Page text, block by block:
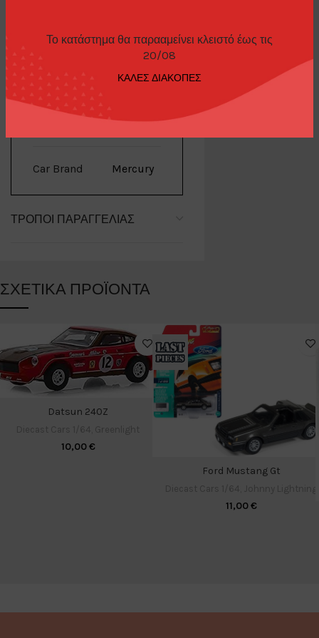
Το κατάστημα θα παρααμείνει κλειστό έως τις
20/08
ΚΑΛΕΣ ΔΙΑΚΟΠΕΣ
ΕΠΙΠΛΈΟΝ ΠΛΗΡΟΦΟΡΊΕΣ
M2
Car Brand Mercury
ΤΡΌΠΟΙ ΠΑΡΑΓΓΕΛΊΑΣ
ΣΧΕΤΙΚΆ ΠΡΟΪΌΝΤΑ
Datsun 240Z
10,00€
Ford Mustang Gt
11,00€